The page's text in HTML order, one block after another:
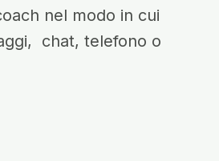
nel modo in cui
chat, telefono o